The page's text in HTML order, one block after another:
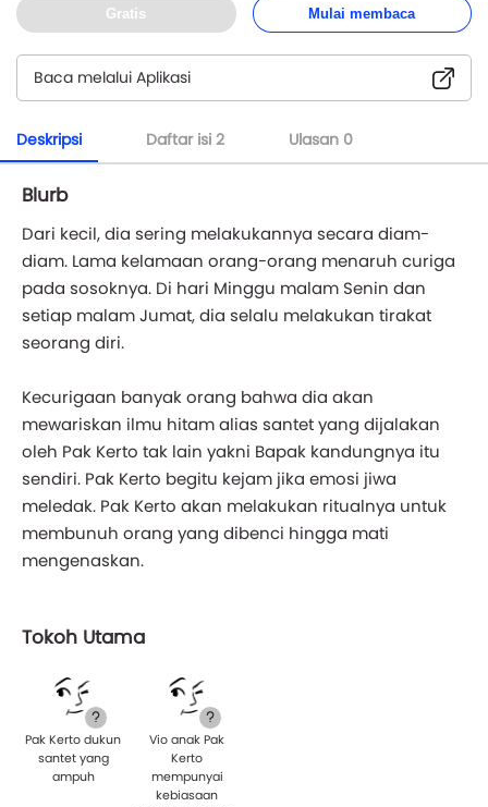
Gratis Mulai membaca
Baca melalui Aplikasi
Deskripsi Daftar isi 2 Ulasan 0
Blurb
Dari kecil, dia sering melakukannya secara diam-
diam. Lama kelamaan orang-orang menaruh curiga
pada sosoknya. Di hari Minggu malam Senin dan
setiap malam Jumat, dia selalu melakukan tirakat
seorang diri.
Kecurigaan banyak orang bahwa dia akan
mewariskan ilmu hitam alias santet yang dijalakan
oleh Pak Kerto tak lain yakni Bapak kandungnya itu
sendiri. Pak Kerto begitu kejam jika emosi jiwa
meledak. Pak Kerto akan melakukan ritualnya untuk
membunuh orang yang dibenci hingga mati
mengenaskan.
Tokoh Utama
Pak Kerto dukun
santet yang
ampuh
Vio anak Pak
Kerto
mempunyai
kebiasaan